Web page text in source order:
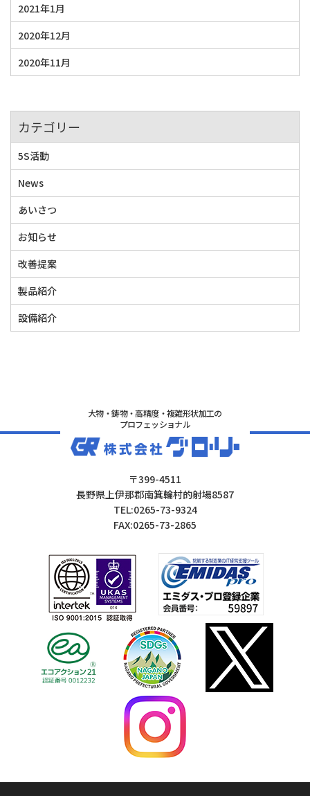
2021年1月
2020年12月
2020年11月
カテゴリー
5S活動
News
あいさつ
お知らせ
改善提案
製品紹介
設備紹介
大物・鋳物・高精度・複雑形状加工の
プロフェッショナル
〒399-4511
長野県上伊那郡南箕輪村的射場8587
TEL:0265-73-9324
FAX:0265-73-2865